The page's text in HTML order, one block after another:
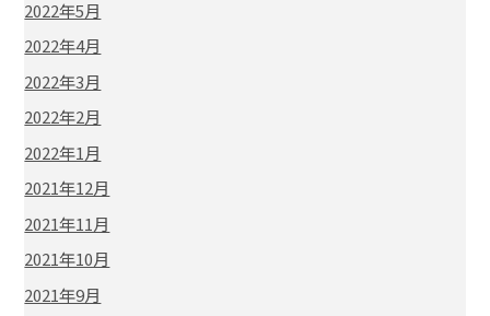
2022年5月
2022年4月
2022年3月
2022年2月
2022年1月
2021年12月
2021年11月
2021年10月
2021年9月